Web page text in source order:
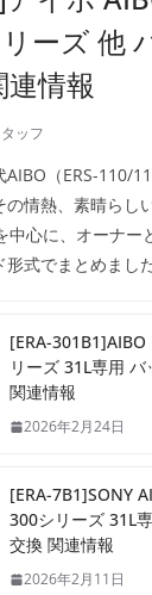
ーズ 他
情報
ッフ
（ERS-110/
情熱、素晴らし
中心に、オーナー
形式でまとめまし
[ERA-301B1]AIBO
リーズ 31L専用
関連情報
2026年2月24日
[ERA-7B1]SONY
300シリーズ 31L
交換 関連情報
2026年2月11日